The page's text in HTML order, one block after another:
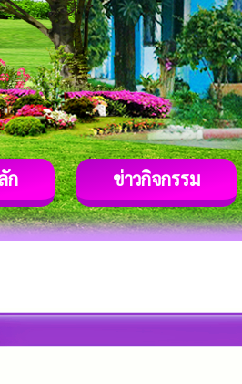
ก ข่าวกิจกรรม